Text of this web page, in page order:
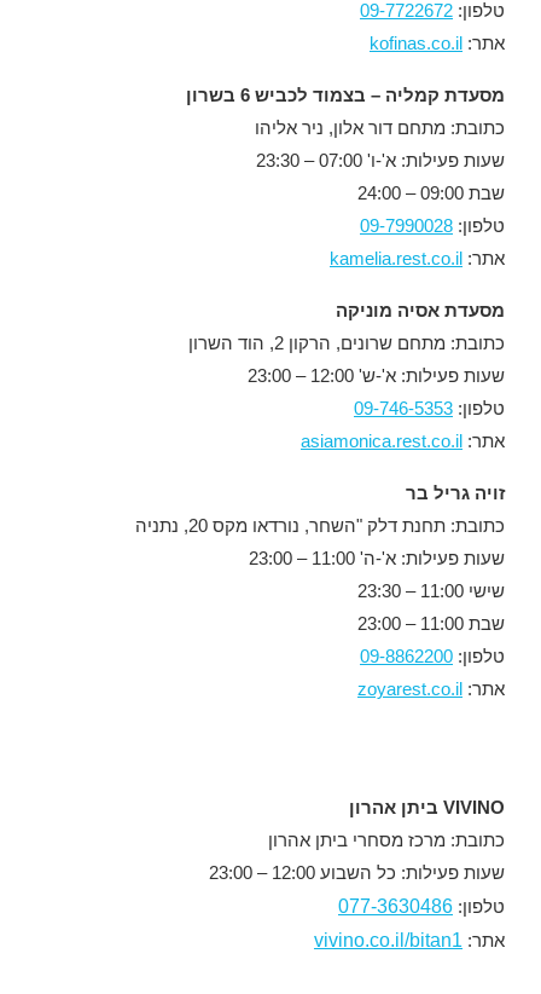
טלפון: 09-7722672
אתר: kofinas.co.il
מסעדת קמליה – בצמוד לכביש 6 בשרון
כתובת: מתחם דור אלון, ניר אליהו
שעות פעילות: א'-ו' 07:00 – 23:30
שבת 09:00 – 24:00
טלפון: 09-7990028
אתר: kamelia.rest.co.il
מסעדת אסיה מוניקה
כתובת: מתחם שרונים, הרקון 2, הוד השרון
שעות פעילות: א'-ש' 12:00 – 23:00
טלפון: 09-746-5353
אתר: asiamonica.rest.co.il
זויה גריל בר
כתובת: תחנת דלק "השחר, נורדאו מקס 20, נתניה
שעות פעילות: א'-ה' 11:00 – 23:00
שישי 11:00 – 23:30
שבת 11:00 – 23:00
טלפון: 09-8862200
אתר: zoyarest.co.il
VIVINO ביתן אהרון
כתובת: מרכז מסחרי ביתן אהרון
שעות פעילות: כל השבוע 12:00 – 23:00
טלפון: 077-3630486
אתר: vivino.co.il/bitan1